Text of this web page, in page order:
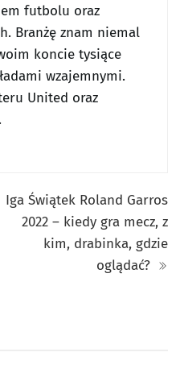
futbolu oraz
Branżę znam niemal
koncie tysiące
wzajemnymi.
United oraz
Iga Świątek Roland Garros
2022 – kiedy gra mecz, z
kim, drabinka, gdzie
oglądać?